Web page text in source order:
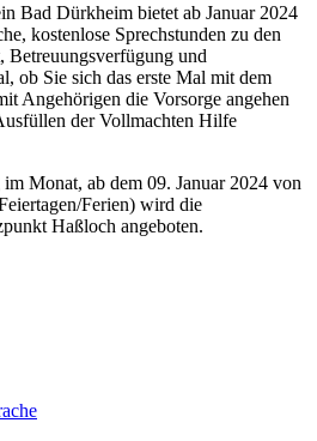
Bad Dürkheim bietet ab Januar 2024
kostenlose Sprechstunden zu den
Betreuungsverfügung und
ob Sie sich das erste Mal mit dem
Angehörigen die Vorsorge angehen
der Vollmachten Hilfe
Monat, ab dem 09. Januar 2024 von
Ferien) wird die
Haßloch angeboten.